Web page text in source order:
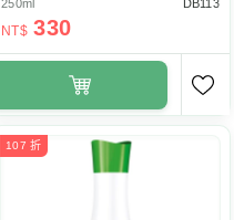
250ml DB113
NT$ 330
107 折